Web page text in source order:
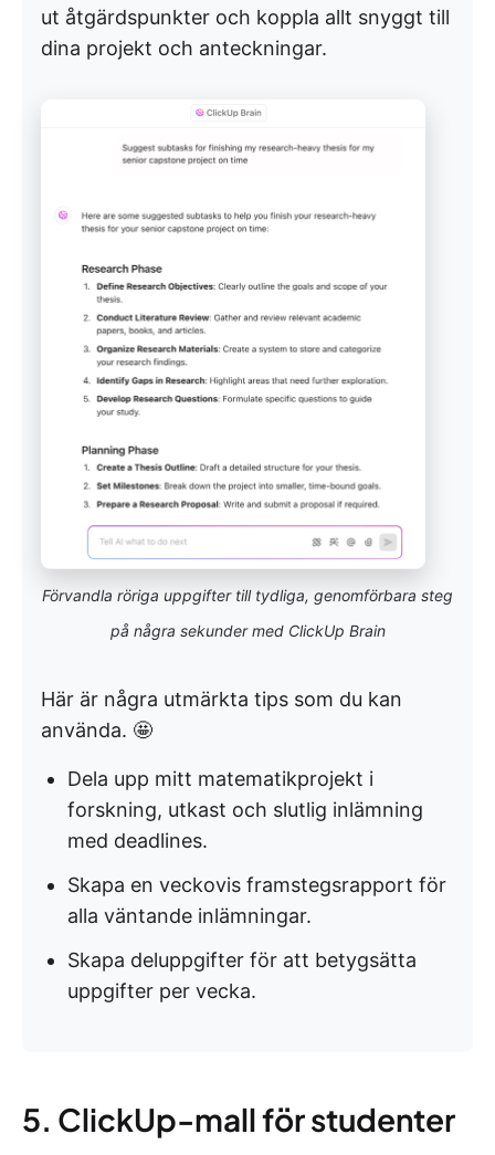
ut åtgärdspunkter och koppla allt snyggt till
dina projekt och anteckningar.
Förvandla röriga uppgifter till tydliga, genomförbara steg
på några sekunder med ClickUp Brain
Här är några utmärkta tips som du kan
använda. 🤩
Dela upp mitt matematikprojekt i
forskning, utkast och slutlig inlämning
med deadlines.
Skapa en veckovis framstegsrapport för
alla väntande inlämningar.
Skapa deluppgifter för att betygsätta
uppgifter per vecka.
5. ClickUp-mall för studenter